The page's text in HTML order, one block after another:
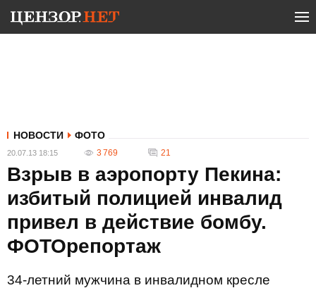
НОВОСТИ ФОТО
20.07.13 18:15 3 769 21
Взрыв в аэропорту Пекина:
избитый полицией инвалид
привел в действие бомбу.
ФОТОрепортаж
34-летний мужчина в инвалидном кресле